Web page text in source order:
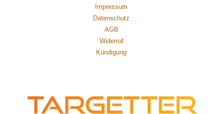
Impressum
Datenschutz
AGB
Widerruf
Kündigung